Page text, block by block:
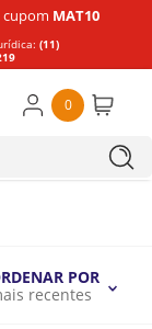
cupom MAT10
(11)
0
POR
recentes